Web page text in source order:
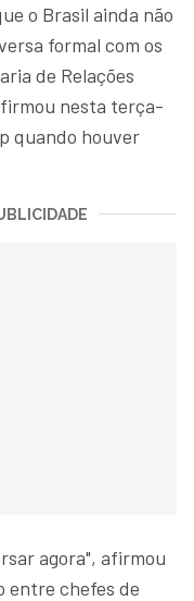
o Brasil ainda não
formal com os
de Relações
nesta terça-
quando houver
agora", afirmou
entre chefes de